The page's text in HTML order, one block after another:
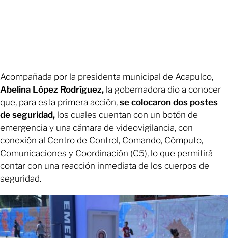
Acompañada por la presidenta municipal de Acapulco,
Abelina López Rodríguez, la gobernadora dio a conocer
que, para esta primera acción, se colocaron dos postes
de seguridad, los cuales cuentan con un botón de
emergencia y una cámara de videovigilancia, con
conexión al Centro de Control, Comando, Cómputo,
Comunicaciones y Coordinación (C5), lo que permitirá
contar con una reacción inmediata de los cuerpos de
seguridad.